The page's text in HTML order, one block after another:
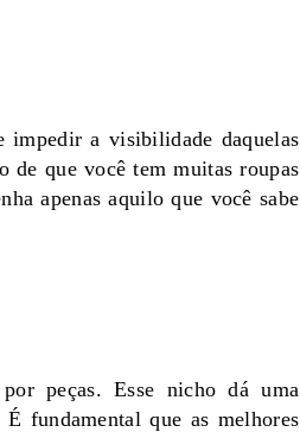
impedir a visibilidade daquelas
de que você tem muitas roupas
apenas aquilo que você sabe
peças. Esse nicho dá uma
fundamental que as melhores